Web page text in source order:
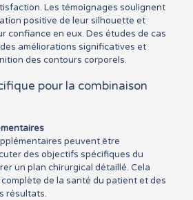
Les témoignages soulignent
positive de leur silhouette et
confiance en eux. Des études de cas
améliorations significatives et
des contours corporels.
pour la combinaison
peuvent être
des objectifs spécifiques du
un plan chirurgical détaillé. Cela
de la santé du patient et des
résultats.